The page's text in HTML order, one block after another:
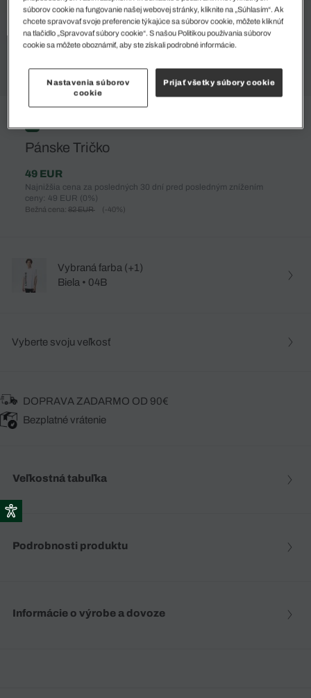
%
Pánske Tričko
49 EUR
Najnižšia cena za posledných 30 dní pred posledným znížením
ceny: 49 EUR (0%)
Bežná cena: 82 EUR (-40%)
Vybraná farba (+1)
Biela • 04B
Vyberte svoju veľkosť
DOPRAVA ZADARMO OD 90€
Bezplatné vrátenie
Veľkostná tabuľka
Podrobnosti produktu
Informácie o výrobe a dovoze
súborov cookie na fungovanie našej webovej stránky, kliknite na „Súhlasím“. Ak
chcete spravovať svoje preferencie týkajúce sa súborov cookie, môžete kliknúť
na tlačidlo „Spravovať súbory cookie“. S našou Politikou používania súborov
cookie sa môžete oboznámiť, aby ste získali podrobné informácie.
Nastavenia súborov
cookie
Prijať všetky súbory cookie